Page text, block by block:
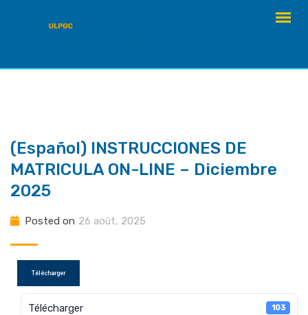
(Español) INSTRUCCIONES DE
MATRICULA ON-LINE – Diciembre
2025
Posted on 26 août, 2025
Télécharger
Télécharger 103